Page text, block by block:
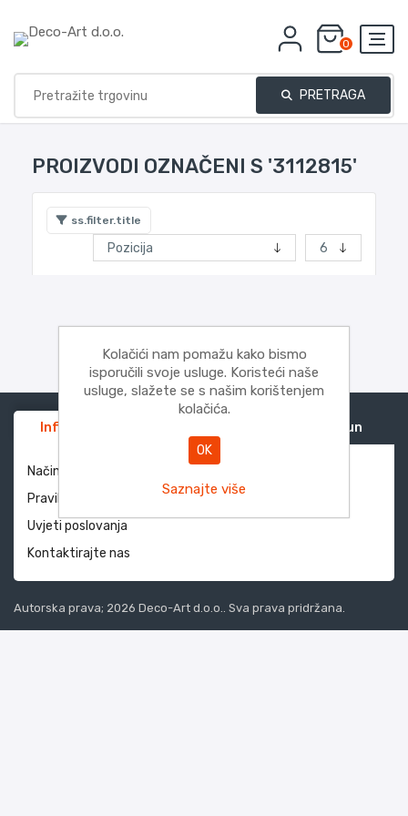
0
PRETRAGA
PROIZVODI OZNAČENI S '3112815'
ss.filter.title
Informacije Moj račun
Način dostave i povrati
Pravila privatnosti
Uvjeti poslovanja
Kontaktirajte nas
Autorska prava; 2026 Deco-Art d.o.o.. Sva prava pridržana.
Kolačići nam pomažu kako bismo
isporučili svoje usluge. Koristeći naše
usluge, slažete se s našim korištenjem
kolačića.
OK
Saznajte više